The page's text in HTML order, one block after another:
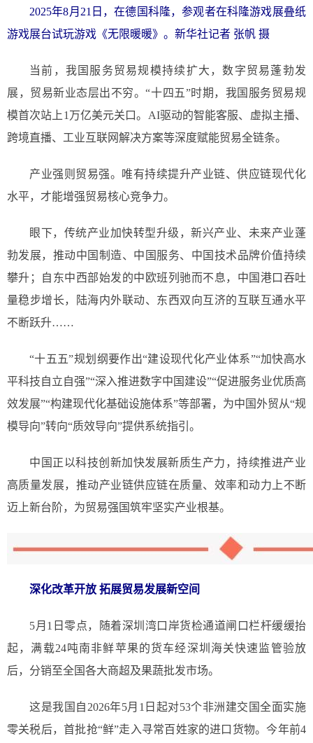
2025年8月21日，在德国科隆，参观者在科隆游戏展叠纸
游戏展台试玩游戏《无限暖暖》。新华社记者 张帆 摄
当前，我国服务贸易规模持续扩大，数字贸易蓬勃发
展，贸易新业态层出不穷。“十四五”时期，我国服务贸易规
模首次站上1万亿美元关口。AI驱动的智能客服、虚拟主播、
跨境直播、工业互联网解决方案等深度赋能贸易全链条。
产业强则贸易强。唯有持续提升产业链、供应链现代化
水平，才能增强贸易核心竞争力。
眼下，传统产业加快转型升级，新兴产业、未来产业蓬
勃发展，推动中国制造、中国服务、中国技术品牌价值持续
攀升；自东中西部始发的中欧班列驰而不息，中国港口吞吐
量稳步增长，陆海内外联动、东西双向互济的互联互通水平
不断跃升……
“十五五”规划纲要作出“建设现代化产业体系”“加快高水
平科技自立自强”“深入推进数字中国建设”“促进服务业优质高
效发展”“构建现代化基础设施体系”等部署，为中国外贸从“规
模导向”转向“质效导向”提供系统指引。
中国正以科技创新加快发展新质生产力，持续推进产业
高质量发展，推动产业链供应链在质量、效率和动力上不断
迈上新台阶，为贸易强国筑牢坚实产业根基。
深化改革开放 拓展贸易发展新空间
5月1日零点，随着深圳湾口岸货检通道闸口栏杆缓缓抬
起，满载24吨南非鲜苹果的货车经深圳海关快速监管验放
后，分销至全国各大商超及果蔬批发市场。
这是我国自2026年5月1日起对53个非洲建交国全面实施
零关税后，首批抢“鲜”走入寻常百姓家的进口货物。今年前4